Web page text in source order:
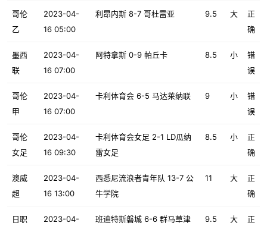
哥伦
乙
2023-04-
16 05:00
利昂内斯 8-7 哥杜雷亚 9.5 大
正
确
墨西
联
2023-04-
16 07:00
阿特拿斯 0-9 帕丘卡 8.5 小
错
误
哥伦
甲
2023-04-
16 07:00
卡利体育会 6-5 马达莱纳联 9 小
错
误
哥伦
女足
2023-04-
16 09:30
卡利体育会女足 2-1 LD瓜纳
雷女足
8.5 小
正
确
澳威
超
2023-04-
16 13:00
西悉尼流浪者青年队 13-7 公
牛学院
11 大
正
确
日职
2023-04-
班迪特斯磐城 6-6 群马草津
9.5 大
正